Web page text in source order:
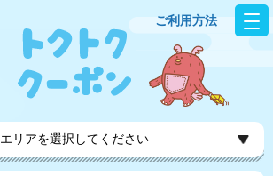
ご利用方法
エリアを選択してください